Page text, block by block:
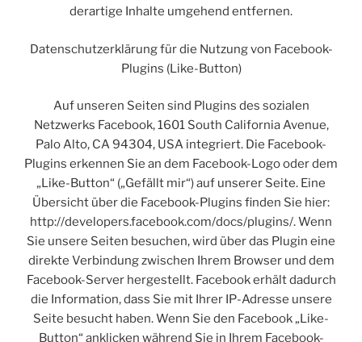
derartige Inhalte umgehend entfernen.
Datenschutzerklärung für die Nutzung von Facebook-
Plugins (Like-Button)
Auf unseren Seiten sind Plugins des sozialen
Netzwerks Facebook, 1601 South California Avenue,
Palo Alto, CA 94304, USA integriert. Die Facebook-
Plugins erkennen Sie an dem Facebook-Logo oder dem
„Like-Button“ („Gefällt mir“) auf unserer Seite. Eine
Übersicht über die Facebook-Plugins finden Sie hier:
http://developers.facebook.com/docs/plugins/. Wenn
Sie unsere Seiten besuchen, wird über das Plugin eine
direkte Verbindung zwischen Ihrem Browser und dem
Facebook-Server hergestellt. Facebook erhält dadurch
die Information, dass Sie mit Ihrer IP-Adresse unsere
Seite besucht haben. Wenn Sie den Facebook „Like-
Button“ anklicken während Sie in Ihrem Facebook-